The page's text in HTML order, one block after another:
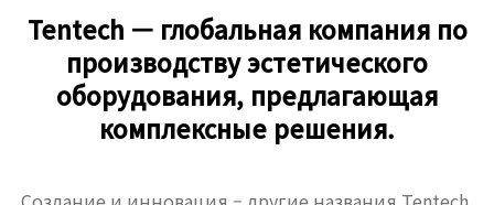
Tentech — глобальная компания по
производству эстетического
оборудования, предлагающая
комплексные решения.